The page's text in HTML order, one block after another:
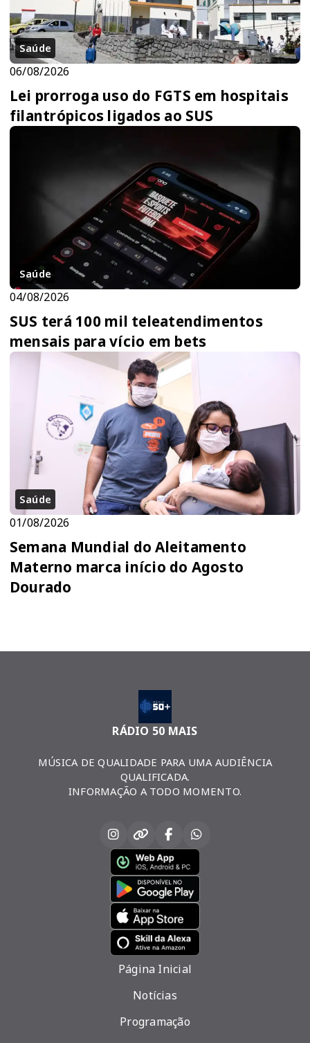
Saúde
06/08/2026
Lei prorroga uso do FGTS em hospitais
filantrópicos ligados ao SUS
Saúde
04/08/2026
SUS terá 100 mil teleatendimentos
mensais para vício em bets
Saúde
01/08/2026
Semana Mundial do Aleitamento
Materno marca início do Agosto
Dourado
RÁDIO 50 MAIS
MÚSICA DE QUALIDADE PARA UMA AUDIÊNCIA
QUALIFICADA.
INFORMAÇÃO A TODO MOMENTO.
Página Inicial
Notícias
Programação